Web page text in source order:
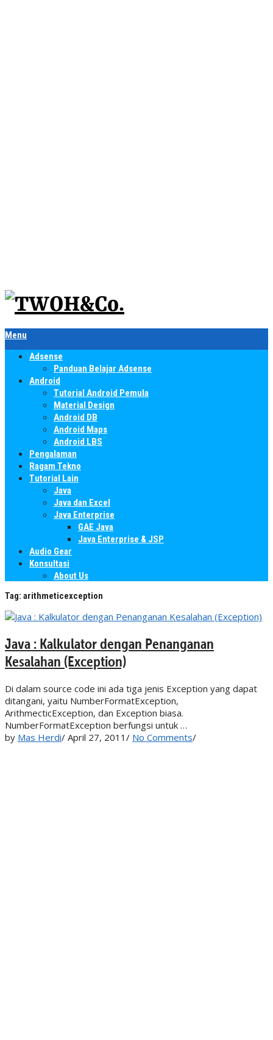
Menu
Adsense
Panduan Belajar Adsense
Android
Tutorial Android Pemula
Material Design
Android DB
Android Maps
Android LBS
Pengalaman
Ragam Tekno
Tutorial Lain
Java
Java dan Excel
Java Enterprise
GAE Java
Java Enterprise & JSP
Audio Gear
Konsultasi
About Us
Tag: arithmeticexception
Java : Kalkulator dengan Penanganan
Kesalahan (Exception)
Di dalam source code ini ada tiga jenis Exception yang dapat
ditangani, yaitu NumberFormatException,
ArithmecticException, dan Exception biasa.
NumberFormatException berfungsi untuk …
by Mas Herdi/ April 27, 2011 / No Comments/